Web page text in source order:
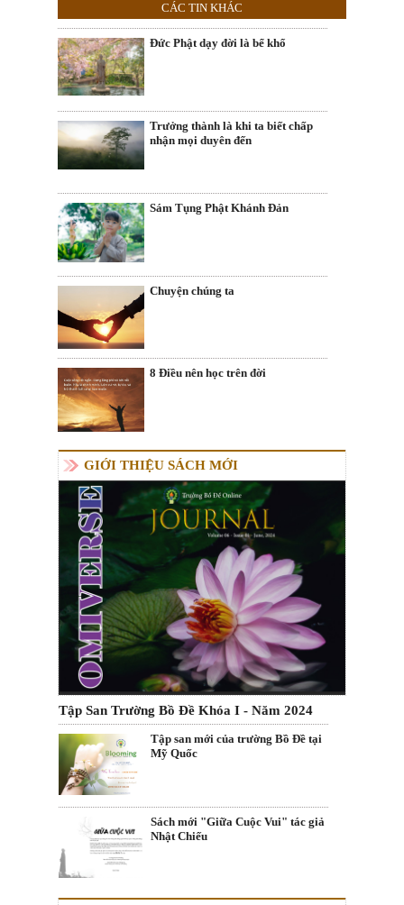
CÁC TIN KHÁC
Đức Phật dạy đời là bể khổ
Trưởng thành là khi ta biết chấp
nhận mọi duyên đến
Sám Tụng Phật Khánh Đản
Chuyện chúng ta
8 Điều nên học trên đời
GIỚI THIỆU SÁCH MỚI
Tập San Trường Bồ Đề Khóa I - Năm 2024
Tập san mới của trường Bồ Đề tại
Mỹ Quốc
Sách mới "Giữa Cuộc Vui" tác giả
Nhật Chiếu